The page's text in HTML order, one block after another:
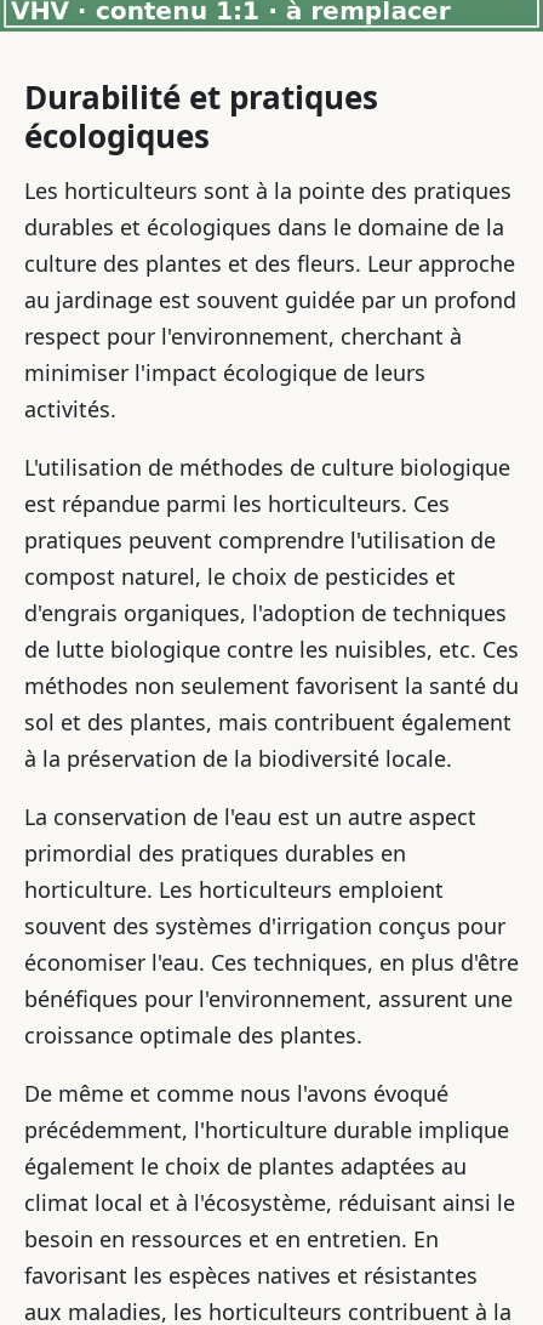
Durabilité et pratiques
écologiques
Les horticulteurs sont à la pointe des pratiques
durables et écologiques dans le domaine de la
culture des plantes et des fleurs. Leur approche
au jardinage est souvent guidée par un profond
respect pour l'environnement, cherchant à
minimiser l'impact écologique de leurs
activités.
L'utilisation de méthodes de culture biologique
est répandue parmi les horticulteurs. Ces
pratiques peuvent comprendre l'utilisation de
compost naturel, le choix de pesticides et
d'engrais organiques, l'adoption de techniques
de lutte biologique contre les nuisibles, etc. Ces
méthodes non seulement favorisent la santé du
sol et des plantes, mais contribuent également
à la préservation de la biodiversité locale.
La conservation de l'eau est un autre aspect
primordial des pratiques durables en
horticulture. Les horticulteurs emploient
souvent des systèmes d'irrigation conçus pour
économiser l'eau. Ces techniques, en plus d'être
bénéfiques pour l'environnement, assurent une
croissance optimale des plantes.
De même et comme nous l'avons évoqué
précédemment, l'horticulture durable implique
également le choix de plantes adaptées au
climat local et à l'écosystème, réduisant ainsi le
besoin en ressources et en entretien. En
favorisant les espèces natives et résistantes
aux maladies, les horticulteurs contribuent à la